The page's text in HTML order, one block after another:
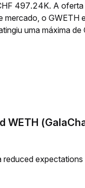
497.24K. A
o
uma máxima
WETH